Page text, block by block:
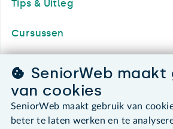
Tips & Uitleg
Cursussen
Lidmaatschap
Contact & Service
SeniorWeb maakt
van cookies
SeniorWeb maakt gebruik van
beter te laten werken en te